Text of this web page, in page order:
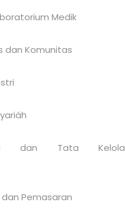
Medik
dan Komunitas
dan Tata Kelola
dan Pemasaran